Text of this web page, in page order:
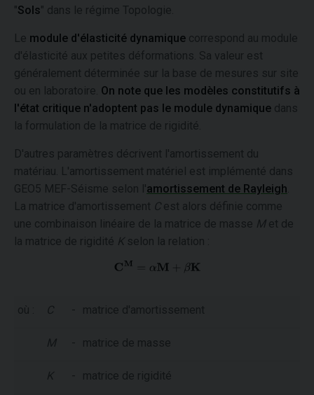
"Sols" dans le régime Topologie.
Le module d'élasticité dynamique correspond au module
d'élasticité aux petites déformations. Sa valeur est
généralement déterminée sur la base de mesures sur site
ou en laboratoire. On note que les modèles constitutifs à
l'état critique n'adoptent pas le module dynamique dans
la formulation de la matrice de rigidité.
D'autres paramètres décrivent l'amortissement du
matériau. L'amortissement matériel est implémenté dans
GEO5 MEF-Séisme selon l'amortissement de Rayleigh
La matrice d'amortissement Cest alors définie comme
une combinaison linéaire de la matrice de masse Met de
la matrice de rigidité Kselon la relation :
où : C - matrice d'amortissement
M - matrice de masse
K - matrice de rigidité